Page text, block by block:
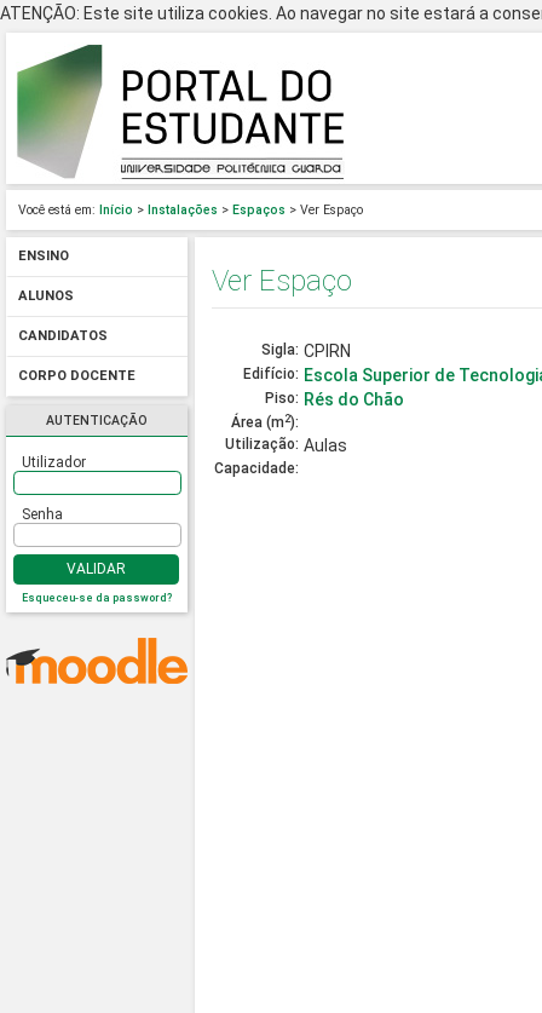
ATENÇÃO: Este site utiliza cookies. Ao navegar no site estará a
Você está em: Início > Instalações > Espaços > Ver Espaço
ENSINO
ALUNOS
CANDIDATOS
CORPO DOCENTE
AUTENTICAÇÃO
Utilizador
Senha
VALIDAR
Esqueceu-se da password?
Ver Espaço
Sigla: CPIRN
Edifício: Escola Superior de
Piso: Rés do Chão
Área (m 2):
Utilização: Aulas
Capacidade: